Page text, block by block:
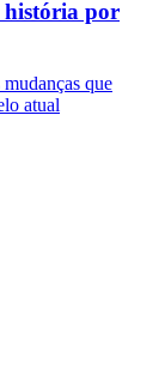
história por
que
atual